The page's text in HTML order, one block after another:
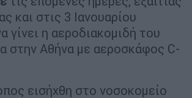
και στις 3 Ιανουαρίου
γίνει η αεροδιακομιδή του
στην Αθήνα με αεροσκάφος C-
εισήχθη στο νοσοκομείο